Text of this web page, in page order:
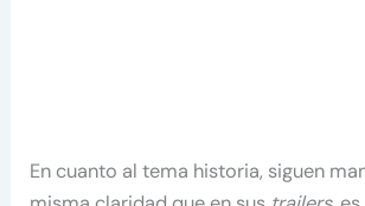
En cuanto al tema historia, siguen